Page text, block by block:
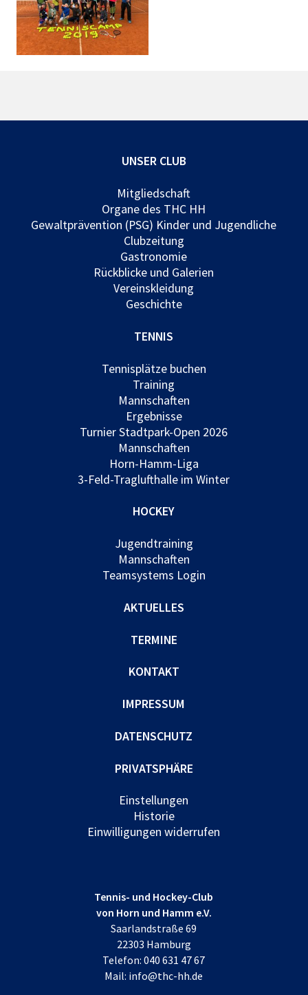
UNSER CLUB
Mitgliedschaft
Organe des THC HH
Gewaltprävention (PSG) Kinder und Jugendliche
Clubzeitung
Gastronomie
Rückblicke und Galerien
Vereinskleidung
Geschichte
TENNIS
Tennisplätze buchen
Training
Mannschaften
Ergebnisse
Turnier Stadtpark-Open 2026
Mannschaften
Horn-Hamm-Liga
3-Feld-Traglufthalle im Winter
HOCKEY
Jugendtraining
Mannschaften
Teamsystems Login
AKTUELLES
TERMINE
KONTAKT
IMPRESSUM
DATENSCHUTZ
PRIVATSPHÄRE
Einstellungen
Historie
Einwilligungen widerrufen
Tennis- und Hockey-Club
von Horn und Hamm e.V.
Saarlandstraße 69
22303 Hamburg
Telefon:040 631 47 67
Mail: info@thc-hh.de